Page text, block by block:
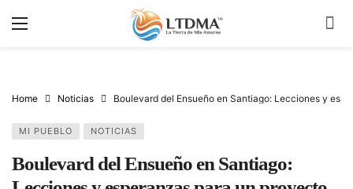
Home Noticias Boulevard del Ensueño en Santiago: Lecciones y
MI PUEBLO NOTICIAS
Boulevard del Ensueño en Santiago: